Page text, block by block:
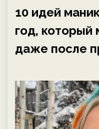
10 идей
год, который
даже после